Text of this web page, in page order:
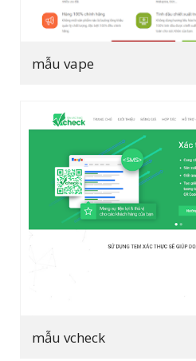
mẫu vape
mẫu vcheck